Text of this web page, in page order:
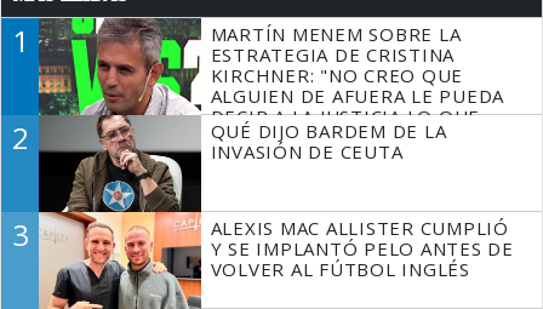
1
MARTÍN MENEM SOBRE LA
ESTRATEGIA DE CRISTINA
KIRCHNER: "NO CREO QUE
ALGUIEN DE AFUERA LE PUEDA
DECIR A LA JUSTICIA LO QUE
TIENE QUE HACER"
2
QUÉ DIJO BARDEM DE LA
INVASIÓN DE CEUTA
3
ALEXIS MAC ALLISTER CUMPLIÓ
Y SE IMPLANTÓ PELO ANTES DE
VOLVER AL FÚTBOL INGLÉS